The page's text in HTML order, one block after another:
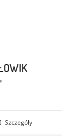
Szczegóły